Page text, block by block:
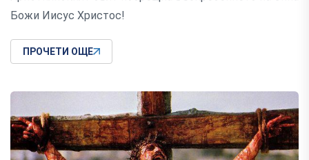
Божи Иисус Христос!
ПРОЧЕТИ ОЩЕ